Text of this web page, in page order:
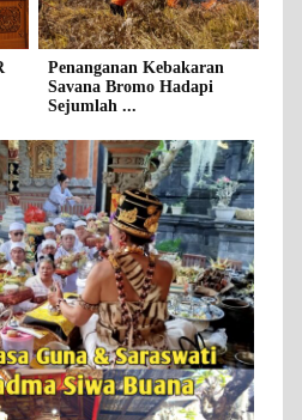
Penanganan Kebakaran
Savana Bromo Hadapi
Sejumlah ...